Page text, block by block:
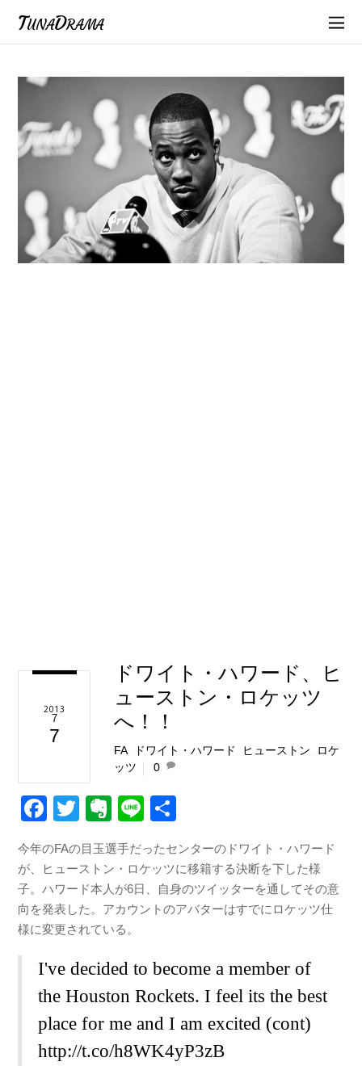
TunaDrama
2013
7
7
ドワイト・ハワード、ヒ
ューストン・ロケッツ
へ！！
FA, ドワイト・ハワード ヒューストン
ロケ
ッツ
0
F
c
e
b
o
o
k
T
tt
er
E
er
n
ot
e
Li
e
今年のFAの目玉選手だったセンターのドワイト・ハワード
が、ヒューストン・ロケッツに移籍する決断を下した様
子。ハワード本人が6日、自身のツイッターを通してその意
向を発表した。アカウントのアバターはすでにロケッツ仕
様に変更されている。
I've decided to become a member of
the Houston Rockets. I feel its the best
place for me and I am excited (cont)
http://t.co/h8WK4yP3zB